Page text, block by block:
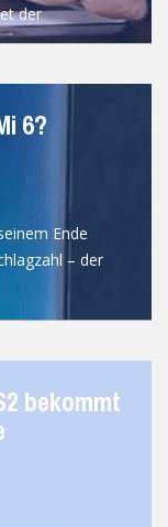
der
6?
Ende
– der
bekommt